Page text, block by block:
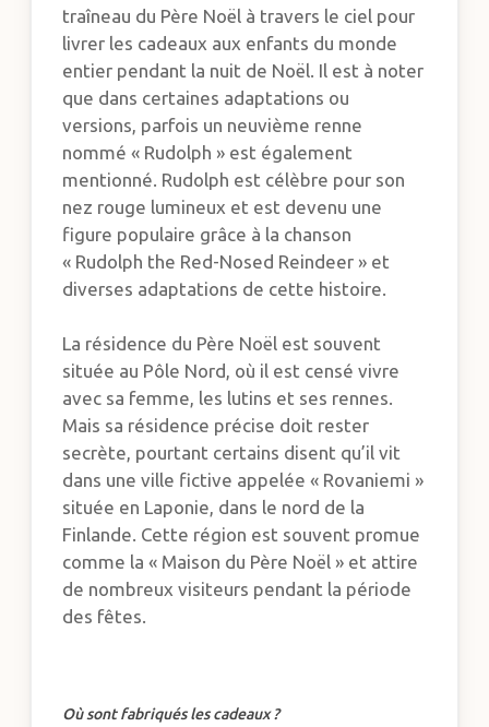
traîneau du Père Noël à travers le ciel pour
livrer les cadeaux aux enfants du monde
entier pendant la nuit de Noël. Il est à noter
que dans certaines adaptations ou
versions, parfois un neuvième renne
nommé « Rudolph » est également
mentionné. Rudolph est célèbre pour son
nez rouge lumineux et est devenu une
figure populaire grâce à la chanson
« Rudolph the Red-Nosed Reindeer » et
diverses adaptations de cette histoire.
La résidence du Père Noël est souvent
située au Pôle Nord, où il est censé vivre
avec sa femme, les lutins et ses rennes.
Mais sa résidence précise doit rester
secrète, pourtant certains disent qu’il vit
dans une ville fictive appelée « Rovaniemi »
située en Laponie, dans le nord de la
Finlande. Cette région est souvent promue
comme la « Maison du Père Noël » et attire
de nombreux visiteurs pendant la période
des fêtes.
Où sont fabriqués les cadeaux ?